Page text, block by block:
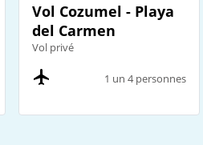
Vol Cozumel - Playa
del Carmen
Vol privé
1 un 4 personnes